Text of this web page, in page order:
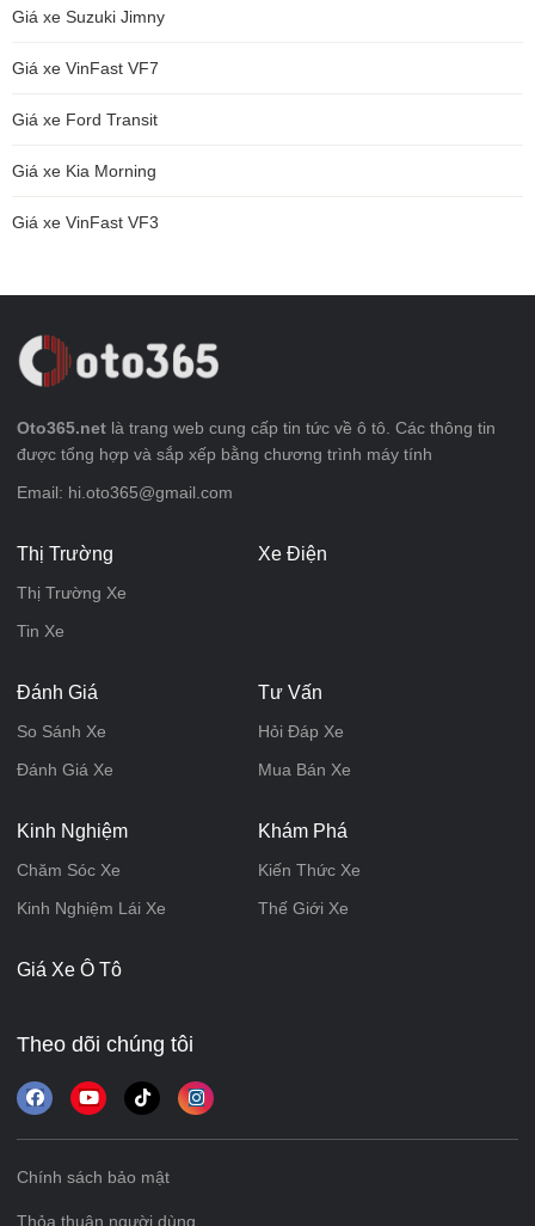
Giá xe Suzuki Jimny
Giá xe VinFast VF7
Giá xe Ford Transit
Giá xe Kia Morning
Giá xe VinFast VF3
Oto365.net là trang web cung cấp tin tức về ô tô. Các thông tin
được tổng hợp và sắp xếp bằng chương trình máy tính
Email: hi.oto365@gmail.com
Thị Trường
Thị Trường Xe
Tin Xe
Xe Điện
Đánh Giá
So Sánh Xe
Đánh Giá Xe
Tư Vấn
Hỏi Đáp Xe
Mua Bán Xe
Kinh Nghiệm
Chăm Sóc Xe
Kinh Nghiệm Lái Xe
Khám Phá
Kiến Thức Xe
Thế Giới Xe
Giá Xe Ô Tô
Theo dõi chúng tôi
Chính sách bảo mật
Thỏa thuận người dùng